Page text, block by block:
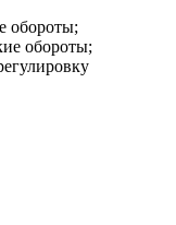
обороты;
обороты;